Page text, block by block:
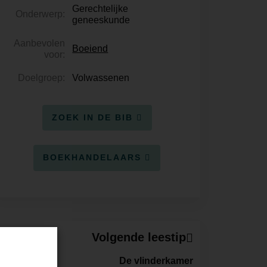
Onderwerp:
Gerechtelijke
geneeskunde
Aanbevolen
voor:
Boeiend
Doelgroep: Volwassenen
ZOEK IN DE BIB
BOEKHANDELAARS
Volgende leestip
De vlinderkamer